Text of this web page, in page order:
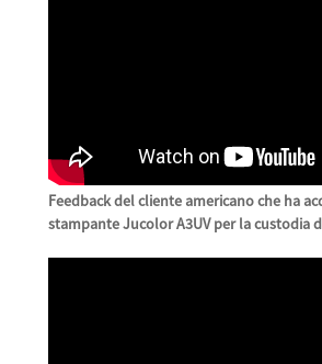
Feedback del cliente americano che ha
stampante Jucolor A3UV per la custodia